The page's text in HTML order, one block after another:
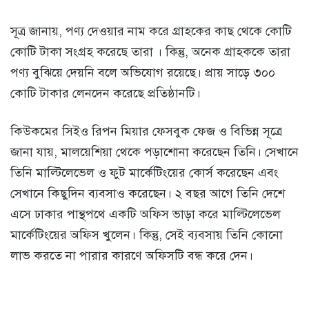
সূত্র জানায়, পণ্য দেওয়ার নাম করে গ্রাহকের কাছ থেকে কোটি
কোটি টাকা সংগ্রহ করেছে তারা । কিন্তু, অনেক গ্রাহককে তারা
পণ্য বুঝিয়ে দেয়নি বলে অভিযোগ রয়েছে। প্রায় সাড়ে ৩০০
কোটি টাকার লেনদেন করেছে প্রতিষ্ঠানটি।
কিউকমের সিইও রিপন মিয়ার ফেসবুক ফেজ ও বিভিন্ন সূত্রে
জানা যায়, মালয়েশিয়া থেকে পড়াশোনা করেছেন তিনি। সেখানে
তিনি মাল্টিলেভেল ও ফুট মার্কেটিংয়ের কোর্স করেছেন এবং
সেখানে কিছুদিন ব্যবসাও করেছেন। ২ বছর আগে তিনি দেশে
এসে ঢাকার পান্থপথে একটি অফিস ভাড়া করে মাল্টিলেভেল
মার্কেটিংয়ের অফিস খুলেন। কিন্তু, সেই ব্যবসায় তিনি কোনো
লাভ করতে না পারার কারণে অফিসটি বন্ধ করে দেন।